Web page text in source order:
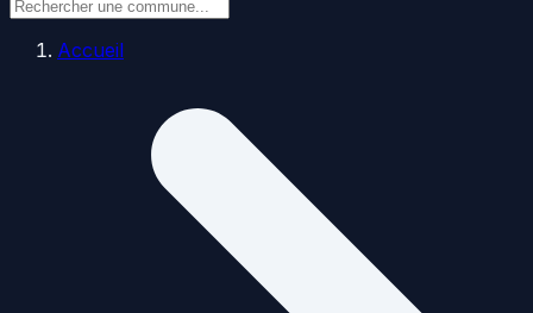
Accueil